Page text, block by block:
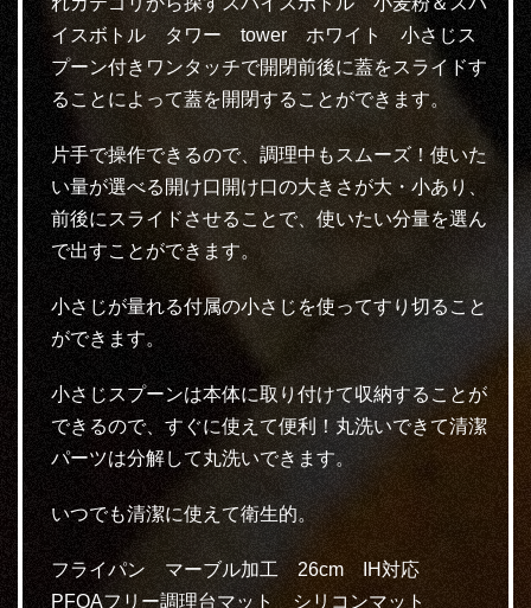
イスボトル タワー tower ホワイト 小さじス
プーン付きワンタッチで開閉前後に蓋をスライドす
ることによって蓋を開閉することができます。
片手で操作できるので、調理中もスムーズ！使いた
い量が選べる開け口開け口の大きさが大・小あり、
前後にスライドさせることで、使いたい分量を選ん
で出すことができます。
小さじが量れる付属の小さじを使ってすり切ること
ができます。
小さじスプーンは本体に取り付けて収納することが
できるので、すぐに使えて便利！丸洗いできて清潔
パーツは分解して丸洗いできます。
いつでも清潔に使えて衛生的。
フライパン マーブル加工 26cm IH対応
PFOAフリー調理台マット シリコンマット